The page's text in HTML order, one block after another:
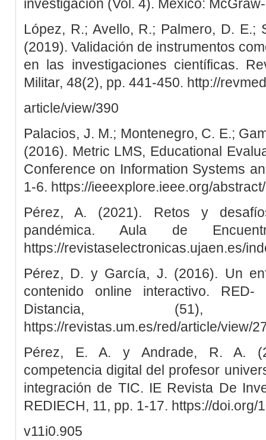
investigación (Vol. 4). México:
López, R.; Avello, R.; Palmero, D. E.;
(2019). Validación de instrumentos
en las investigaciones científicas.
Militar, 48(2), pp. 441-450. http://
article/view/390
Palacios, J. M.; Montenegro, C. E.;
(2016). Metric LMS, Educational
Conference on Information Systems
1-6. https://ieeexplore.ieee.org/
Pérez, A. (2021). Retos y
pandémica. Aula de
https://revistaselectronicas.ujaen.es/
Pérez, D. y García, J. (2016). Un
contenido online interactivo.
Distancia,
https://revistas.um.es/red/article/view/
Pérez, E. A. y Andrade, R. A.
competencia digital del profesor
integración de TIC. IE Revista De
REDIECH, 11, pp. 1-17. https://
v11i0.905